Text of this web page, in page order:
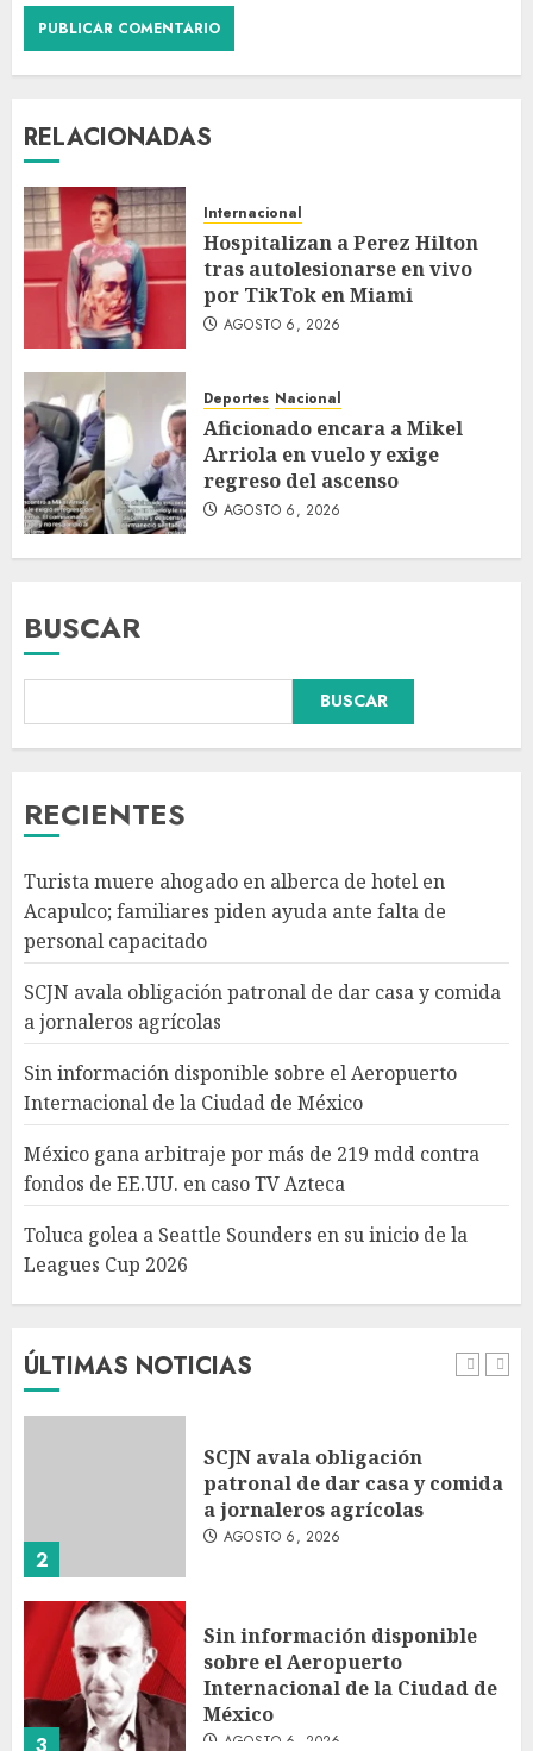
RELACIONADAS
Internacional
Hospitalizan a Perez Hilton
tras autolesionarse en vivo
por TikTok en Miami
AGOSTO 6, 2026
Deportes Nacional
Aficionado encara a Mikel
Arriola en vuelo y exige
regreso del ascenso
AGOSTO 6, 2026
BUSCAR
BUSCAR
RECIENTES
Turista muere ahogado en alberca de hotel en
Acapulco; familiares piden ayuda ante falta de
personal capacitado
SCJN avala obligación patronal de dar casa y comida
a jornaleros agrícolas
Sin información disponible sobre el Aeropuerto
Internacional de la Ciudad de México
México gana arbitraje por más de 219 mdd contra
fondos de EE.UU. en caso TV Azteca
Toluca golea a Seattle Sounders en su inicio de la
Leagues Cup 2026
ÚLTIMAS NOTICIAS
3
Sin información disponible
4
México gana arbitraje por
más de 219 mdd contra fondos
de EE.UU. en caso TV Azteca
AGOSTO 6, 2026
5
Toluca golea a Seattle
Sounders en su inicio de la
AGOSTO 6, 2026
1 AGOSTO 6, 2026
2
SCJN avala obligación
patronal de dar casa y comida
a jornaleros agrícolas
AGOSTO 6, 2026
3
Sin información disponible
sobre el Aeropuerto
Internacional de la Ciudad de
México
AGOSTO 6, 2026